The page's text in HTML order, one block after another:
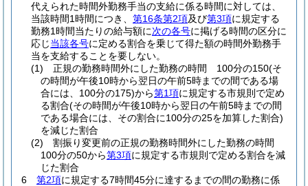
代えられた時間外勤務手当の支給に係る時間に対しては、
当該時間1時間につき、 第16条第2項及び第3項に規定する
勤務1時間当たりの給与額に次の各号に掲げる時間の区分に
応じ当該各号に定める割合を乗じて得た額の時間外勤務手
当を支給することを要しない。
(1)
正規の勤務時間外にした勤務の時間 100分の150(そ
の時間が午後10時から翌日の午前5時までの間である場
合には、100分の175)から第1項に規定する市規則で定め
る割合(その時間が午後10時から翌日の午前5時までの間
である場合には、その割合に100分の25を加算した割合)
を減じた割合
(2)
割振り変更前の正規の勤務時間外にした勤務の時間
100分の50から第3項に規定する市規則で定める割合を減
じた割合
6
第2項に規定する7時間45分に達するまでの間の勤務に係